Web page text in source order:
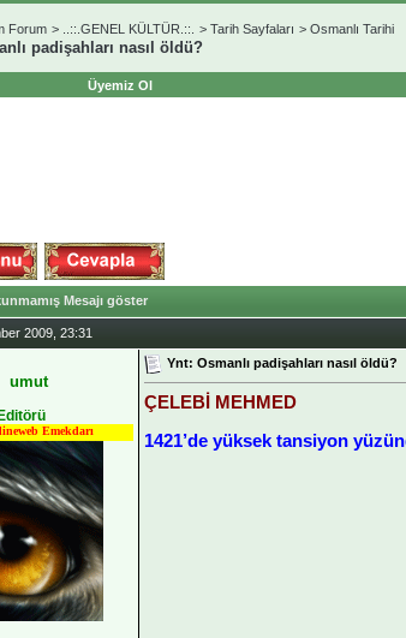
Forum > ..::.GENEL KÜLTÜR.::. > Tarih Sayfaları > Osmanlı Tarihi
padişahları nasıl öldü?
Üyemiz Ol
Mesajı göster
2009, 23:31
umut
Emekdarı
Ynt: Osmanlı padişahları nasıl öldü?
ÇELEBİ MEHMED
1421’de yüksek tansiyon